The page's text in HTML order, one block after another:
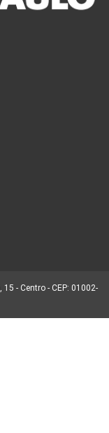
- Centro - CEP: 01002-